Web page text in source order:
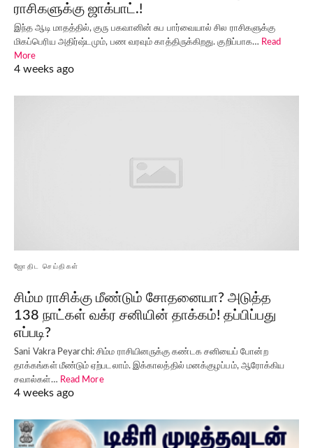
ராசிகளுக்கு ஜாக்பாட்.!
இந்த ஆடி மாதத்தில், குரு பகவானின் சுப பார்வையால் சில ராசிகளுக்கு
மிகப்பெரிய அதிர்ஷ்டமும், பண வரவும் காத்திருக்கிறது. குறிப்பாக… Read
More
4 weeks ago
ஜோதிட செய்திகள்
சிம்ம ராசிக்கு மீண்டும் சோதனையா? அடுத்த
138 நாட்கள் வக்ர சனியின் தாக்கம்! தப்பிப்பது
எப்படி?
Sani Vakra Peyarchi: சிம்ம ராசியினருக்கு கண்டக சனியைப் போன்ற
தாக்கங்கள் மீண்டும் ஏற்படலாம். இக்காலத்தில் மனக்குழப்பம், ஆரோக்கிய
சவால்கள்… Read More
4 weeks ago